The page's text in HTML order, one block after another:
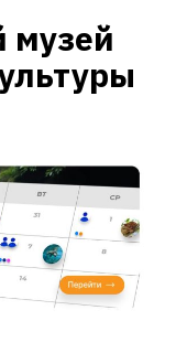
музей